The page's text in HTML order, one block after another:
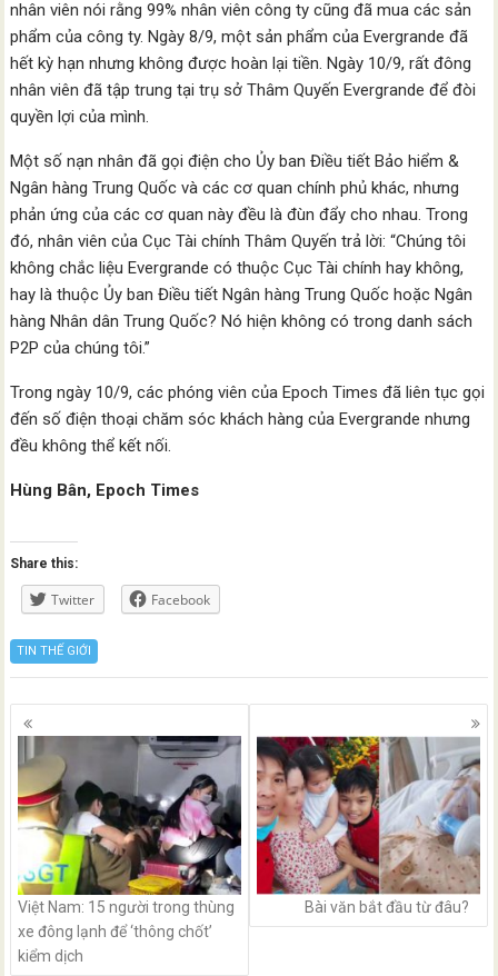
nhân viên nói rằng 99% nhân viên công ty cũng đã mua các sản
phẩm của công ty. Ngày 8/9, một sản phẩm của Evergrande đã
hết kỳ hạn nhưng không được hoàn lại tiền. Ngày 10/9, rất đông
nhân viên đã tập trung tại trụ sở Thâm Quyến Evergrande để đòi
quyền lợi của mình.
Một số nạn nhân đã gọi điện cho Ủy ban Điều tiết Bảo hiểm &
Ngân hàng Trung Quốc và các cơ quan chính phủ khác, nhưng
phản ứng của các cơ quan này đều là đùn đẩy cho nhau. Trong
đó, nhân viên của Cục Tài chính Thâm Quyến trả lời: “Chúng tôi
không chắc liệu Evergrande có thuộc Cục Tài chính hay không,
hay là thuộc Ủy ban Điều tiết Ngân hàng Trung Quốc hoặc Ngân
hàng Nhân dân Trung Quốc? Nó hiện không có trong danh sách
P2P của chúng tôi.”
Trong ngày 10/9, các phóng viên của Epoch Times đã liên tục gọi
đến số điện thoại chăm sóc khách hàng của Evergrande nhưng
đều không thể kết nối.
Hùng Bân, Epoch Times
Share this:
Twitter Facebook
TIN THẾ GIỚI
Posts
navigation
Việt Nam: 15 người trong thùng
xe đông lạnh để ‘thông chốt’
kiểm dịch
Bài văn bắt đầu từ đâu?